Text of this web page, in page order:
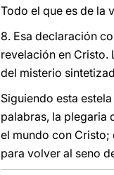
Todo el que es de la
8. Esa declaración
revelación en Cristo.
del misterio
Siguiendo esta
palabras, la plegaria
el mundo con Cristo;
para volver al seno